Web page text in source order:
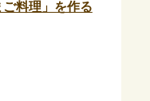
料理」を作る